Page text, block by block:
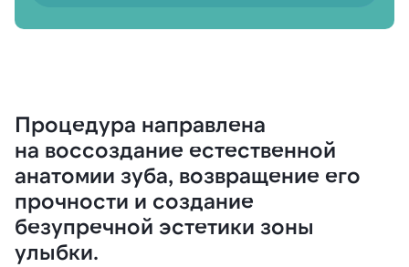
Процедура направлена
на воссоздание естественной
анатомии зуба, возвращение его
прочности и создание
безупречной эстетики зоны
улыбки.